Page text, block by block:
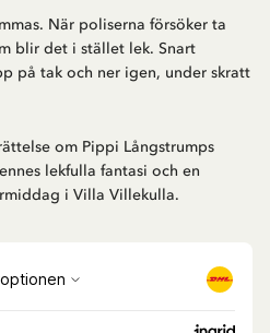
När poliserna försöker ta
blir det i stället lek. Snart
på tak och ner igen, under skratt
om Pippi Långstrumps
lekfulla fantasi och en
i Villa Villekulla.